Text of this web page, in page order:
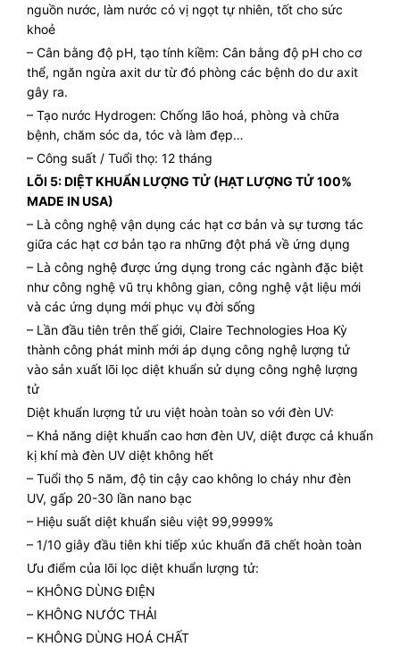
nguồn nước, làm nước có vị ngọt tự nhiên, tốt cho sức
khoẻ
– Cân bằng độ pH, tạo tính kiềm: Cân bằng độ pH cho cơ
thể, ngăn ngừa axit dư từ đó phòng các bệnh do dư axit
gây ra.
– Tạo nước Hydrogen: Chống lão hoá, phòng và chữa
bệnh, chăm sóc da, tóc và làm đẹp…
– Công suất / Tuổi thọ: 12 tháng
LÕI 5: DIỆT KHUẨN LƯỢNG TỬ (HẠT LƯỢNG TỬ 100%
MADE IN USA)
– Là công nghệ vận dụng các hạt cơ bản và sự tương tác
giữa các hạt cơ bản tạo ra những đột phá về ứng dụng
– Là công nghệ được ứng dụng trong các ngành đặc biệt
như công nghệ vũ trụ không gian, công nghệ vật liệu mới
và các ứng dụng mới phục vụ đời sống
– Lần đầu tiên trên thế giới, Claire Technologies Hoa Kỳ
thành công phát minh mới áp dụng công nghệ lượng tử
vào sản xuất lõi lọc diệt khuẩn sử dụng công nghệ lượng
tử
Diệt khuẩn lượng tử ưu việt hoàn toàn so với đèn UV:
– Khả năng diệt khuẩn cao hơn đèn UV, diệt được cả khuẩn
kị khí mà đèn UV diệt không hết
– Tuổi thọ 5 năm, độ tin cậy cao không lo cháy như đèn
UV, gấp 20-30 lần nano bạc
– Hiệu suất diệt khuẩn siêu việt 99,9999%
– 1/10 giây đầu tiên khi tiếp xúc khuẩn đã chết hoàn toàn
Ưu điểm của lõi lọc diệt khuẩn lượng tử:
– KHÔNG DÙNG ĐIỆN
– KHÔNG NƯỚC THẢI
– KHÔNG DÙNG HOÁ CHẤT